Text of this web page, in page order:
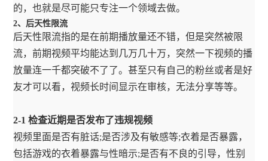
的，也就是尽可能只专注一个领域去做。
2、后天性限流
后天性限流指的是在前期播放量还不错，但是突然被限
流，前期视频平均能达到几万几十万，突然一下视频的播
放量连一千都突破不了了。甚至只有自己的粉丝或者是好
友才可以看，视频长时间显示在审核，无法分享等等。
2-1 检查近期是否发布了违规视频
视频里面是否有脏话;是否涉及有敏感等;衣着是否暴露，
包括游戏的衣着暴露与性暗示;是否有不良的引导，性别